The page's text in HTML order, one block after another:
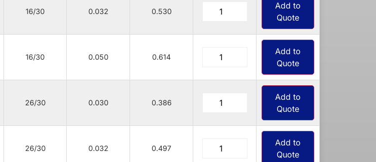
16/30 0.032 0.530
Add to
Quote
16/30 0.050 0.614
Add to
Quote
26/30 0.030 0.386
Add to
Quote
26/30 0.032 0.497
Add to
Quote